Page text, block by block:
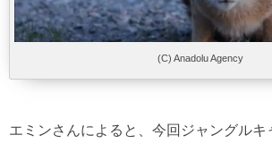
(C) Anadolu Agency
エミンさんによると、今回ジャングルキ